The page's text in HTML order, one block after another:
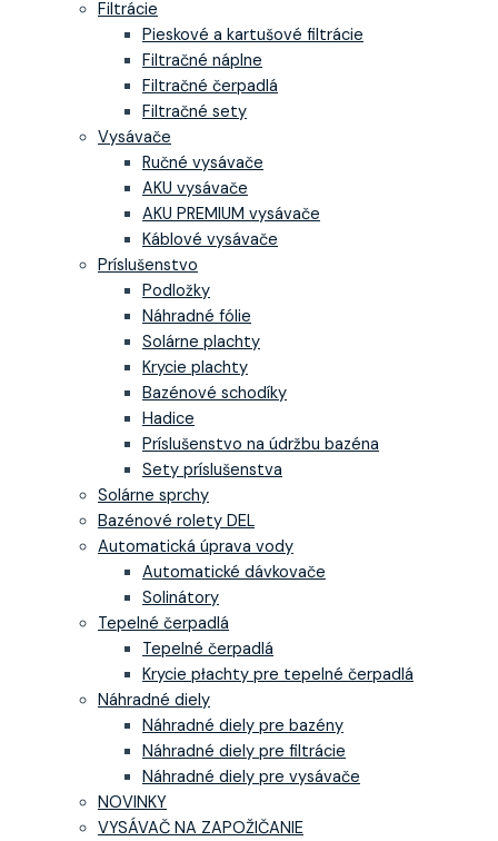
Filtrácie
Pieskové a kartušové filtrácie
Filtračné náplne
Filtračné čerpadlá
Filtračné sety
Vysávače
Ručné vysávače
AKU vysávače
AKU PREMIUM vysávače
Káblové vysávače
Príslušenstvo
Podložky
Náhradné fólie
Solárne plachty
Krycie plachty
Bazénové schodíky
Hadice
Príslušenstvo na údržbu bazéna
Sety príslušenstva
Solárne sprchy
Bazénové rolety DEL
Automatická úprava vody
Automatické dávkovače
Solinátory
Tepelné čerpadlá
Tepelné čerpadlá
Krycie płachty pre tepelné čerpadlá
Náhradné diely
Náhradné diely pre bazény
Náhradné diely pre filtrácie
Náhradné diely pre vysávače
NOVINKY
VYSÁVAČ NA ZAPOŽIČANIE